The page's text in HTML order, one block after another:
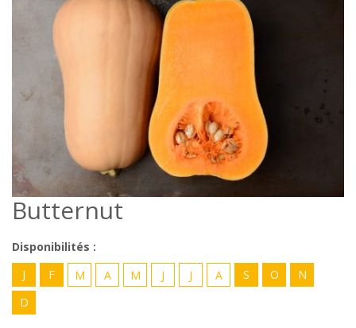
Butternut
Disponibilités :
J
F M A M J J A S O
N
D